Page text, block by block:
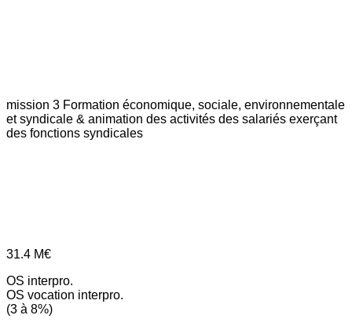
mission 3 Formation économique, sociale, environnementale
et syndicale & animation des activités des salariés exerçant
des fonctions syndicales
31.4 M€
OS interpro.
OS vocation interpro.
(3 à 8%)